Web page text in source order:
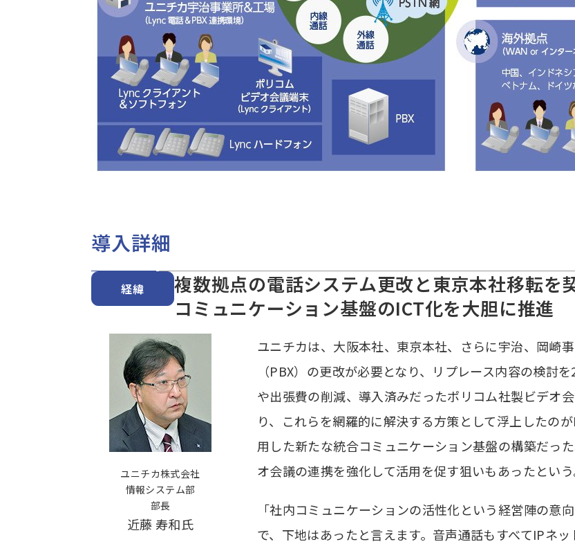
導入詳細
経緯
複数拠点の電話システム更改と東京本社移転を
コミュニケーション基盤のICT化を大胆に推進
ユニチカ株式会社
情報システム部
部長
近藤 寿和氏
ユニチカは、大阪本社、東京本社、さらに宇治、岡崎
（PBX）の更改が必要となり、リプレース内容の検討
や出張費の削減、導入済みだったポリコム社製ビデオ
り、これらを網羅的に解決する方策として浮上したの
用した新たな統合コミュニケーション基盤の構築だっ
オ会議の連携を強化して活用を促す狙いもあったという
「社内コミュニケーションの活性化という経営陣の意
で、下地はあったと言えます。音声通話もすべてIPネ